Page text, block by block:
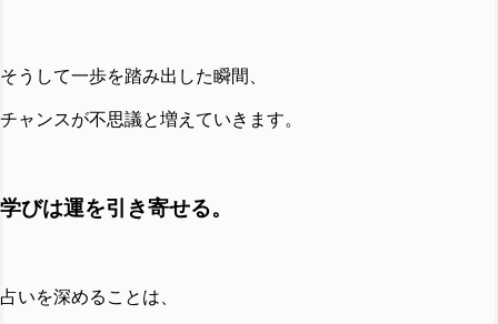
そうして一歩を踏み出した瞬間、
チャンスが不思議と増えていきます。
学びは運を引き寄せる。
占いを深めることは、